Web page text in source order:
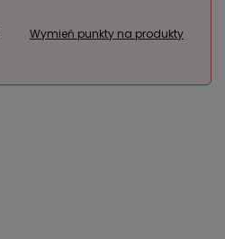
Wymień punkty na produkty